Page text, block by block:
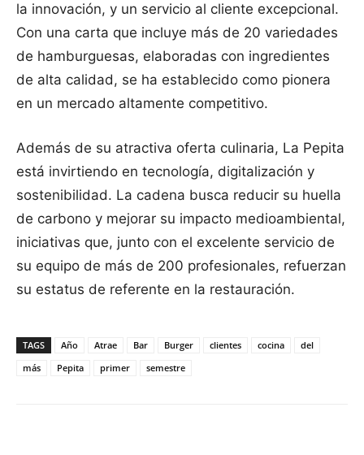
la innovación, y un servicio al cliente excepcional.
Con una carta que incluye más de 20 variedades
de hamburguesas, elaboradas con ingredientes
de alta calidad, se ha establecido como pionera
en un mercado altamente competitivo.
Además de su atractiva oferta culinaria, La Pepita
está invirtiendo en tecnología, digitalización y
sostenibilidad. La cadena busca reducir su huella
de carbono y mejorar su impacto medioambiental,
iniciativas que, junto con el excelente servicio de
su equipo de más de 200 profesionales, refuerzan
su estatus de referente en la restauración.
TAGS Año Atrae Bar Burger clientes cocina
del
más
Pepita primer semestre